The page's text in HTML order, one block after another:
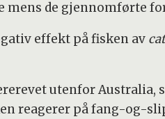
mens de gjennomførte
effekt på fisken av
utenfor
reagerer på fang-og-